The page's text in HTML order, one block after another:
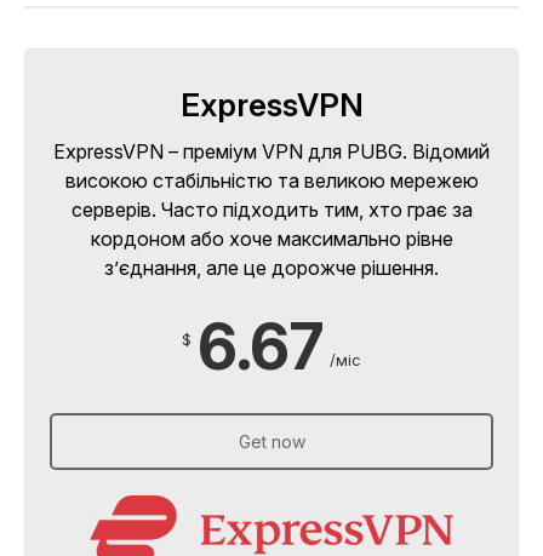
ExpressVPN
ExpressVPN – преміум VPN для PUBG. Відомий
високою стабільністю та великою мережею
серверів. Часто підходить тим, хто грає за
кордоном або хоче максимально рівне
з’єднання, але це дорожче рішення.
$ 6.67 /міс
Get now